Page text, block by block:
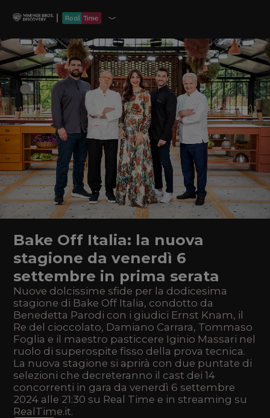
Bake Off Italia: la nuova
stagione da venerdì 6
settembre in prima serata
Nuove dolcissime sfide per la dodicesima
stagione di Bake Off Italia, condotto da
Benedetta Parodi con i giudici Ernst Knam, il
Re del cioccolato, Damiano Carrara, Tommaso
Foglia e il maestro pasticcere Iginio Massari nel
ruolo di superospite fisso della prova tecnica.
La nuova stagione si aprirà con due puntate di
selezioni che decreteranno il cast dei 14
concorrenti in gara da venerdì 6 settembre
2024 alle 21:30 su Real Time e in streaming su
RealTime.it.